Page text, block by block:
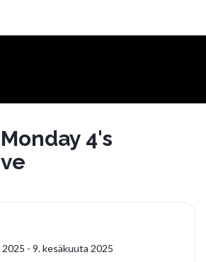
4's
- 9. kesäkuuta 2025